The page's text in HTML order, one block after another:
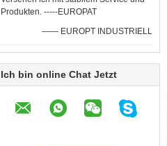
Produkten. -----EUROPAT
—— EUROPT INDUSTRIELL
Ich bin online Chat Jetzt